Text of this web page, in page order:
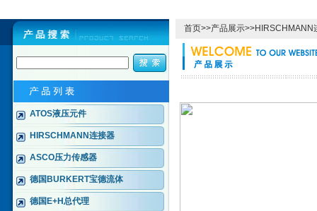
ATOS液压元件
HIRSCHMANN连接器
ASCO压力传感器
德国BURKERT宝德流体
德国E+H总代理
首页>>产品展示>>HIRSCHMANN